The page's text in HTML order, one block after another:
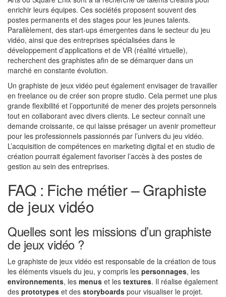
enrichir leurs équipes. Ces sociétés proposent souvent des
postes permanents et des stages pour les jeunes talents.
Parallèlement, des start-ups émergentes dans le secteur du jeu
vidéo, ainsi que des entreprises spécialisées dans le
développement d’applications et de VR (réalité virtuelle),
recherchent des graphistes afin de se démarquer dans un
marché en constante évolution.
Un graphiste de jeux vidéo peut également envisager de travailler
en freelance ou de créer son propre studio. Cela permet une plus
grande flexibilité et l’opportunité de mener des projets personnels
tout en collaborant avec divers clients. Le secteur connaît une
demande croissante, ce qui laisse présager un avenir prometteur
pour les professionnels passionnés par l’univers du jeu vidéo.
L’acquisition de compétences en marketing digital et en studio de
création pourrait également favoriser l’accès à des postes de
gestion au sein des entreprises.
FAQ : Fiche métier – Graphiste
de jeux vidéo
Quelles sont les missions d’un graphiste
de jeux vidéo ?
Le graphiste de jeux vidéo est responsable de la création de tous
les éléments visuels du jeu, y compris les personnages, les
environnements, les menus et les textures. Il réalise également
des prototypes et des storyboards pour visualiser le projet.